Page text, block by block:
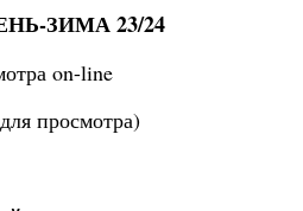
ЗИМА 23/24
on-line
просмотра)